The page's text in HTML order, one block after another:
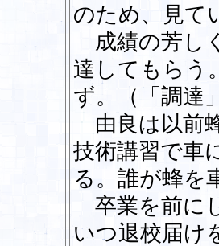
のため、見て
成績の芳し
達してもらう
ず。（「調達
由良は以前
技術講習で車
る。誰が蜂を
卒業を前に
いつ退校届け